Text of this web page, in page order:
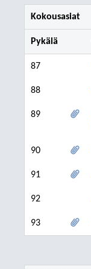
Kokousasiat
Pykälä
87
88
89
90
91
92
93